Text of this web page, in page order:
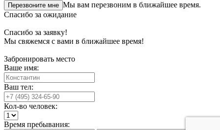
Мы вам перезвоним в ближайшее время.
Спасибо за ожидание
Спасибо за заявку!
Мы свяжемся с вами в ближайшее время!
Забронировать место
Ваше имя:
Ваш тел:
Кол-во человек:
Время пребывания: